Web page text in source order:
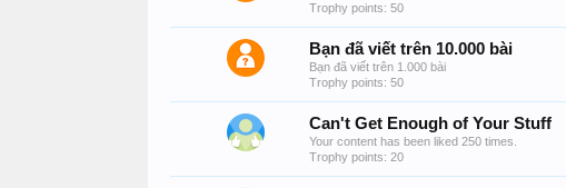
Trophy points: 50
Bạn đã viết trên 10.000 bài
Bạn đã viết trên 1.000 bài
Trophy points: 50
Can't Get Enough of Your Stuff
Your content has been liked 250 times.
Trophy points: 20